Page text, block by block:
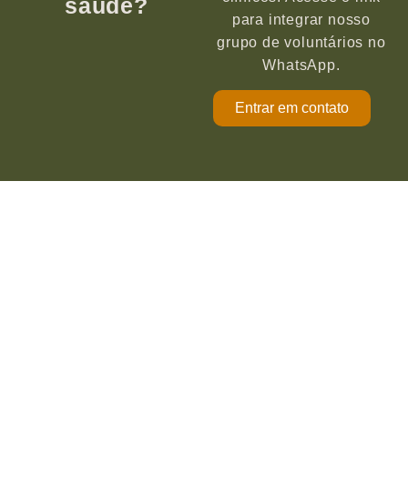
saúde?
para integrar nosso
grupo de voluntários no
WhatsApp.
Entrar em contato